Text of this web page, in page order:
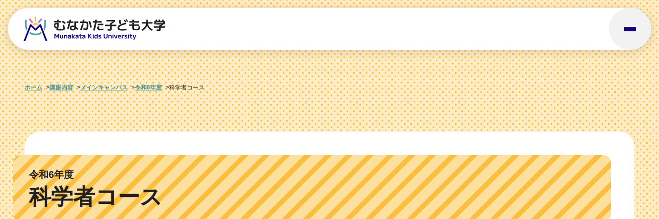
ホーム 講座内容 メインキャンパス 令和6年度 科学者コース
令和6年度
科学者コース